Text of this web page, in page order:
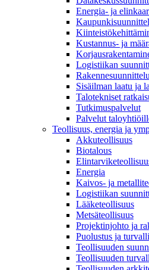
Energia- ja
Kustannus- ja
Logistiikan
Rakennesuunnittelu
Sisäilman laatu ja
Talotekniset
Tutkimuspalvelut
Palvelut
Teollisuus, energia ja
Akkuteollisuus
Biotalous
Energia
Kaivos- ja
Logistiikan
Lääketeollisuus
Metsäteollisuus
Projektinjohto ja
Puolustus ja
Teollisuuden
Teollisuuden